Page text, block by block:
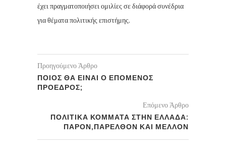
έχει πραγματοποιήσει ομιλίες σε διάφορά συνέδρια
για θέματα πολιτικής επιστήμης.
Προηγούμενο Άρθρο
ΠΟΙΟΣ ΘΑ ΕΙΝΑΙ Ο ΕΠΟΜΕΝΟΣ
ΠΡΟΕΔΡΟΣ;
Επόμενο Άρθρο
ΠΟΛΙΤΙΚΑ ΚΟΜΜΑΤΑ ΣΤΗΝ ΕΛΛΑΔΑ:
ΠΑΡΟΝ,ΠΑΡΕΛΘΟΝ ΚΑΙ ΜΕΛΛΟΝ